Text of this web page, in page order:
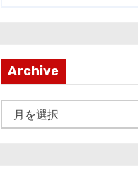
Archive
r